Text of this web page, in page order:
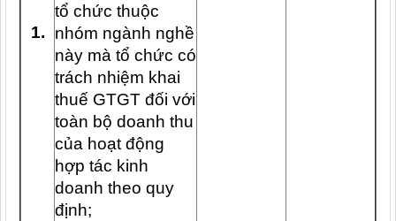
1.
tổ chức thuộc
nhóm ngành nghề
này mà tổ chức có
trách nhiệm khai
thuế GTGT đối với
toàn bộ doanh thu
của hoạt động
hợp tác kinh
doanh theo quy
định;